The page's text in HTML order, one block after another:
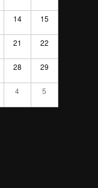
14 15
21 22
28 29
4 5